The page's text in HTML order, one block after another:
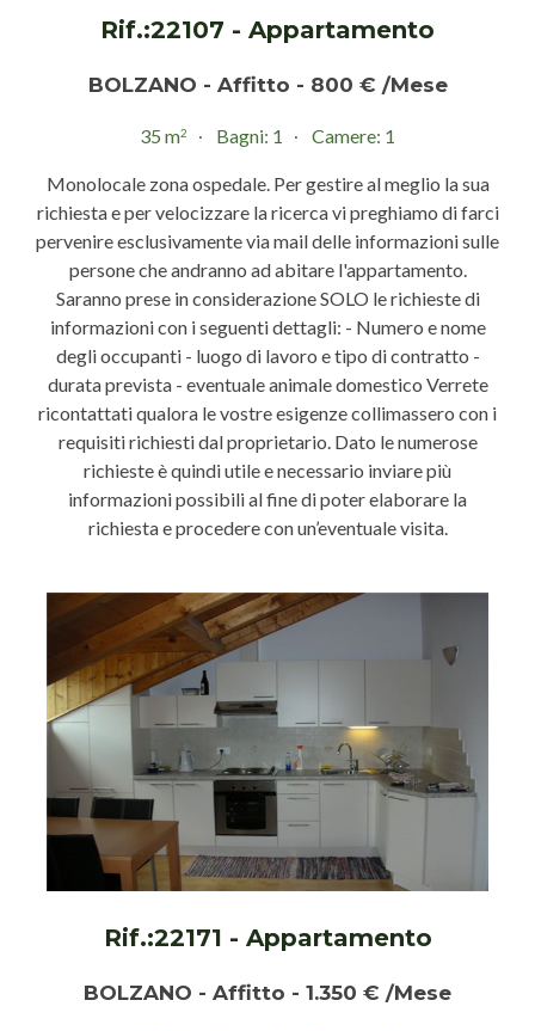
Rif.:22107 - Appartamento
BOLZANO - Affitto - 800 € /Mese
35 m2 Bagni: 1 Camere: 1
Monolocale zona ospedale. Per gestire al meglio la sua
richiesta e per velocizzare la ricerca vi preghiamo di farci
pervenire esclusivamente via mail delle informazioni sulle
persone che andranno ad abitare l'appartamento.
Saranno prese in considerazione SOLO le richieste di
informazioni con i seguenti dettagli: - Numero e nome
degli occupanti - luogo di lavoro e tipo di contratto -
durata prevista - eventuale animale domestico Verrete
ricontattati qualora le vostre esigenze collimassero con i
requisiti richiesti dal proprietario. Dato le numerose
richieste è quindi utile e necessario inviare più
informazioni possibili al fine di poter elaborare la
richiesta e procedere con un’eventuale visita.
Rif.:22171 - Appartamento
BOLZANO - Affitto - 1.350 € /Mese